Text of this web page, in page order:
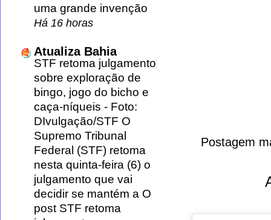
Postagem
uma grande invenção
Há 16 horas
Atualiza Bahia
STF retoma julgamento
sobre exploração de
bingo, jogo do bicho e
caça-níqueis - Foto:
DIvulgação/STF O
Supremo Tribunal
Federal (STF) retoma
nesta quinta-feira (6) o
julgamento que vai
decidir se mantém a O
post STF retoma